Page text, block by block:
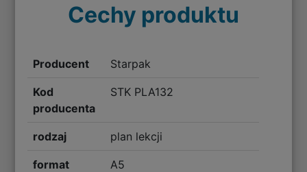
Cechy produktu
Producent Starpak
Kod
producenta
STK PLA132
rodzaj plan lekcji
format A5